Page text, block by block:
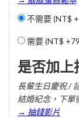
不需要 (NT$
需要 (NT$
是否加上
長輩生日慶祝 /
結婚紀念，下單
→ 抽錢影片